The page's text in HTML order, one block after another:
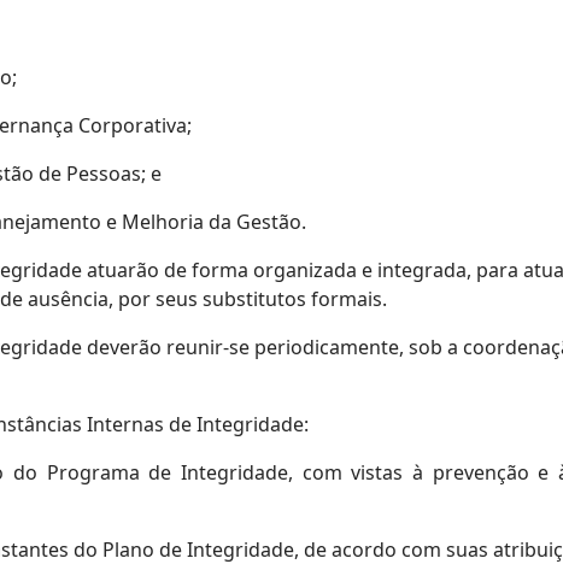
Corporativa;
de Pessoas; e
e Melhoria da Gestão.
atuarão de forma organizada e integrada, para
ausência, por seus substitutos formais.
deverão reunir-se periodicamente, sob a
Internas de Integridade:
Programa de Integridade, com vistas à prevenção
do Plano de Integridade, de acordo com suas